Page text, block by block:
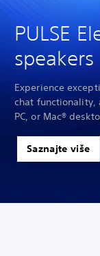
PULSE
speakers
Experience
chat functionality,
PC, or Mac®
Saznajte više